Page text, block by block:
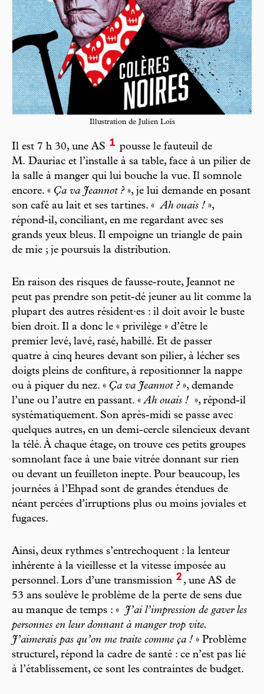
Illustration de Julien Loïs
Il est 7 h 30, une AS 1 pousse le fauteuil de
M. Dauriac et l’installe à sa table, face à un pilier de
la salle à manger qui lui bouche la vue. Il somnole
encore. « Ça va Jeannot ?», je lui demande en posant
son café au lait et ses tartines. « Ah ouais ! »,
répond-il, conciliant, en me regardant avec ses
grands yeux bleus. Il empoigne un triangle de pain
de mie ; je poursuis la distribution.
En raison des risques de fausse-route, Jeannot ne
peut pas prendre son petit-dé jeuner au lit comme la
plupart des autres résident·es : il doit avoir le buste
bien droit. Il a donc le « privilège » d’être le
premier levé, lavé, rasé, habillé. Et de passer
quatre à cinq heures devant son pilier, à lécher ses
doigts pleins de confiture, à repositionner la nappe
ou à piquer du nez. « Ça va Jeannot ?», demande
l’une ou l’autre en passant. «Ah ouais ! », répond-il
systématiquement. Son après-midi se passe avec
quelques autres, en un demi-cercle silencieux devant
la télé. À chaque étage, on trouve ces petits groupes
somnolant face à une baie vitrée donnant sur rien
ou devant un feuilleton inepte. Pour beaucoup, les
journées à l’Ehpad sont de grandes étendues de
néant percées d’irruptions plus ou moins joviales et
fugaces.
Ainsi, deux rythmes s’entrechoquent : la lenteur
inhérente à la vieillesse et la vitesse imposée au
personnel. Lors d’une transmission 2 , une AS de
53 ans soulève le problème de la perte de sens due
au manque de temps : «
J’ai l’impression de gaver les
personnes en leur donnant à manger trop vite.
J’aimerais pas qu’on me traite comme ça ! » Problème
structurel, répond la cadre de santé : ce n’est pas lié
à l’établissement, ce sont les contraintes de budget.